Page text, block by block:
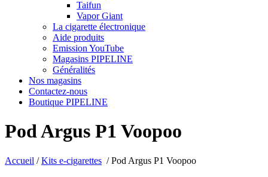
Taifun
Vapor Giant
La cigarette électronique
Aide produits
Emission YouTube
Magasins PIPELINE
Généralités
Nos magasins
Contactez-nous
Boutique PIPELINE
Pod Argus P1 Voopoo
Accueil /Kits e-cigarettes /Pod Argus P1 Voopoo